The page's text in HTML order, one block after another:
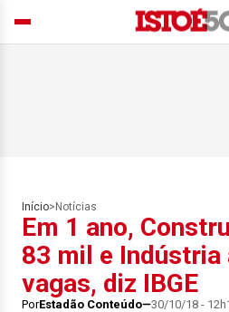
Início> Notícias
Em 1 ano,
83 mil e Indústria
vagas, diz IBGE
PorEstadão Conteúdo 30/10/18 -